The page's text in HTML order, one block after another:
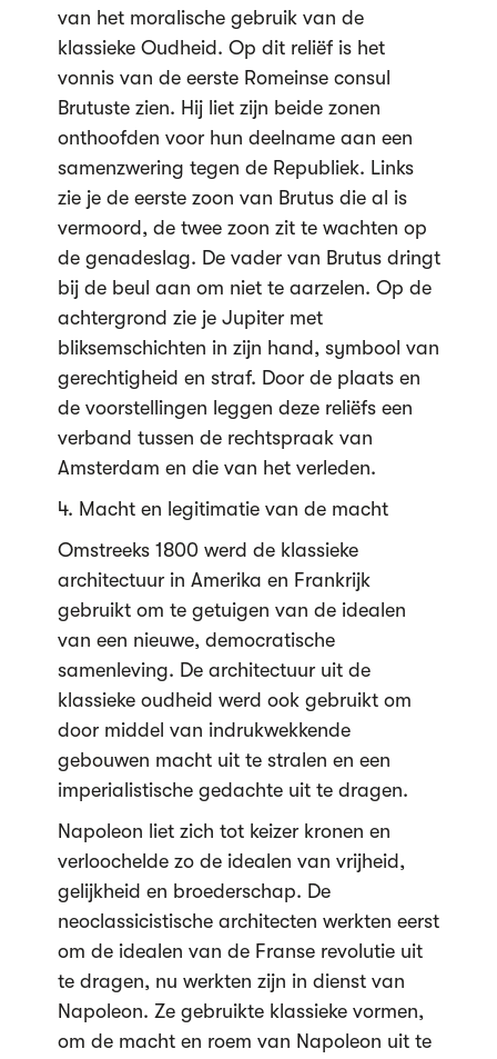
van het moralische gebruik van de
klassieke Oudheid. Op dit reliëf is het
vonnis van de eerste Romeinse consul
Brutuste zien. Hij liet zijn beide zonen
onthoofden voor hun deelname aan een
samenzwering tegen de Republiek. Links
zie je de eerste zoon van Brutus die al is
vermoord, de twee zoon zit te wachten op
de genadeslag. De vader van Brutus dringt
bij de beul aan om niet te aarzelen. Op de
achtergrond zie je Jupiter met
bliksemschichten in zijn hand, symbool van
gerechtigheid en straf. Door de plaats en
de voorstellingen leggen deze reliëfs een
verband tussen de rechtspraak van
Amsterdam en die van het verleden.
4. Macht en legitimatie van de macht
Omstreeks 1800 werd de klassieke
architectuur in Amerika en Frankrijk
gebruikt om te getuigen van de idealen
van een nieuwe, democratische
samenleving. De architectuur uit de
klassieke oudheid werd ook gebruikt om
door middel van indrukwekkende
gebouwen macht uit te stralen en een
imperialistische gedachte uit te dragen.
Napoleon liet zich tot keizer kronen en
verloochelde zo de idealen van vrijheid,
gelijkheid en broederschap. De
neoclassicistische architecten werkten eerst
om de idealen van de Franse revolutie uit
te dragen, nu werkten zijn in dienst van
Napoleon. Ze gebruikte klassieke vormen,
om de macht en roem van Napoleon uit te